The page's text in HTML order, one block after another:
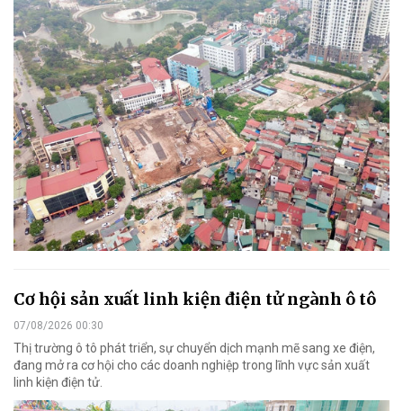
Cơ hội sản xuất linh kiện điện tử ngành ô tô
07/08/2026 00:30
Thị trường ô tô phát triển, sự chuyển dịch mạnh mẽ sang xe điện,
đang mở ra cơ hội cho các doanh nghiệp trong lĩnh vực sản xuất
linh kiện điện tử.